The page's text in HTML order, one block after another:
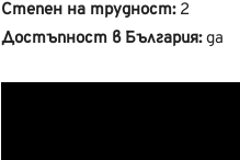
Степен на трудност:2
Достъпност в България:да